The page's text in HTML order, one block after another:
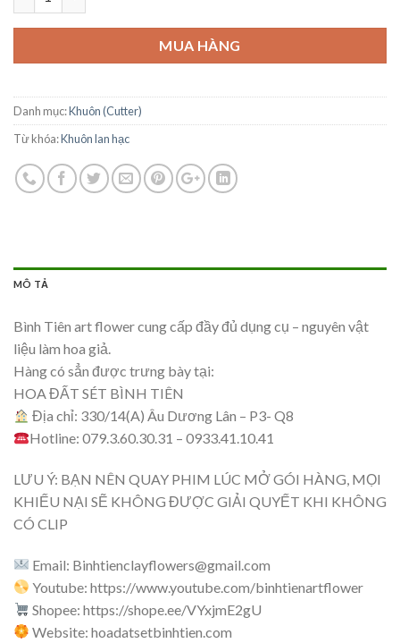
MUA HÀNG
Danh mục:Khuôn (Cutter)
Từ khóa:Khuôn lan hạc
MÔ TẢ
Bình Tiên art flower cung cấp đầy đủ dụng cụ – nguyên vật
liệu làm hoa giả.
Hàng có sẳn được trưng bày tại:
HOA ĐẤT SÉT BÌNH TIÊN
Địa chỉ: 330/14(A) Âu Dương Lân – P3- Q8
Hotline: 079.3.60.30.31 – 0933.41.10.41
LƯU Ý: BẠN NÊN QUAY PHIM LÚC MỞ GÓI HÀNG, MỌI
KHIẾU NẠI SẼ KHÔNG ĐƯỢC GIẢI QUYẾT KHI KHÔNG
CÓ CLIP
Email: Binhtienclayflowers@gmail.com
Youtube: https://www.youtube.com/binhtienartflower
Shopee: https://shope.ee/VYxjmE2gU
Website: hoadatsetbinhtien.com